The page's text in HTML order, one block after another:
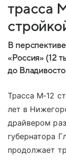
трасса
В
«Россия» (12
до
Трасса М‑12
лет в
драйвером
губернатора
продолжает